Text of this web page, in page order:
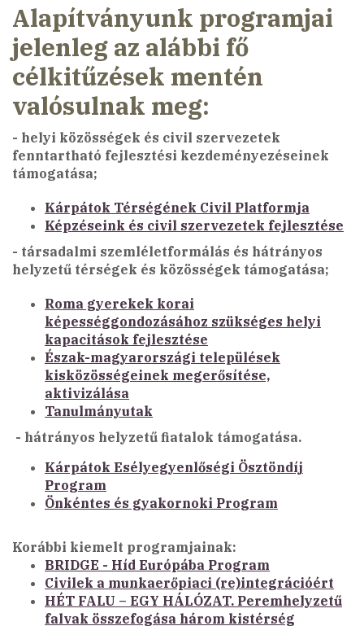
Alapítványunk programjai
jelenleg az alábbi fő
célkitűzések mentén
valósulnak meg:
- helyi közösségek és civil szervezetek
fenntartható fejlesztési kezdeményezéseinek
támogatása;
Kárpátok Térségének Civil Platformja
Képzéseink és civil szervezetek fejlesztése
- társadalmi szemléletformálás és hátrányos
helyzetű térségek és közösségek támogatása;
Roma gyerekek korai
képességgondozásához szükséges helyi
kapacitások fejlesztése
Észak-magyarországi települések
kisközösségeinek megerősítése,
aktivizálása
Tanulmányutak
- hátrányos helyzetű fiatalok támogatása.
Kárpátok Esélyegyenlőségi Ösztöndíj
Program
Önkéntes és gyakornoki Program
Korábbi kiemelt programjainak:
BRIDGE - Híd Európába Program
Civilek a munkaerőpiaci (re)integrációért
HÉT FALU – EGY HÁLÓZAT. Peremhelyzetű
falvak összefogása három kistérség